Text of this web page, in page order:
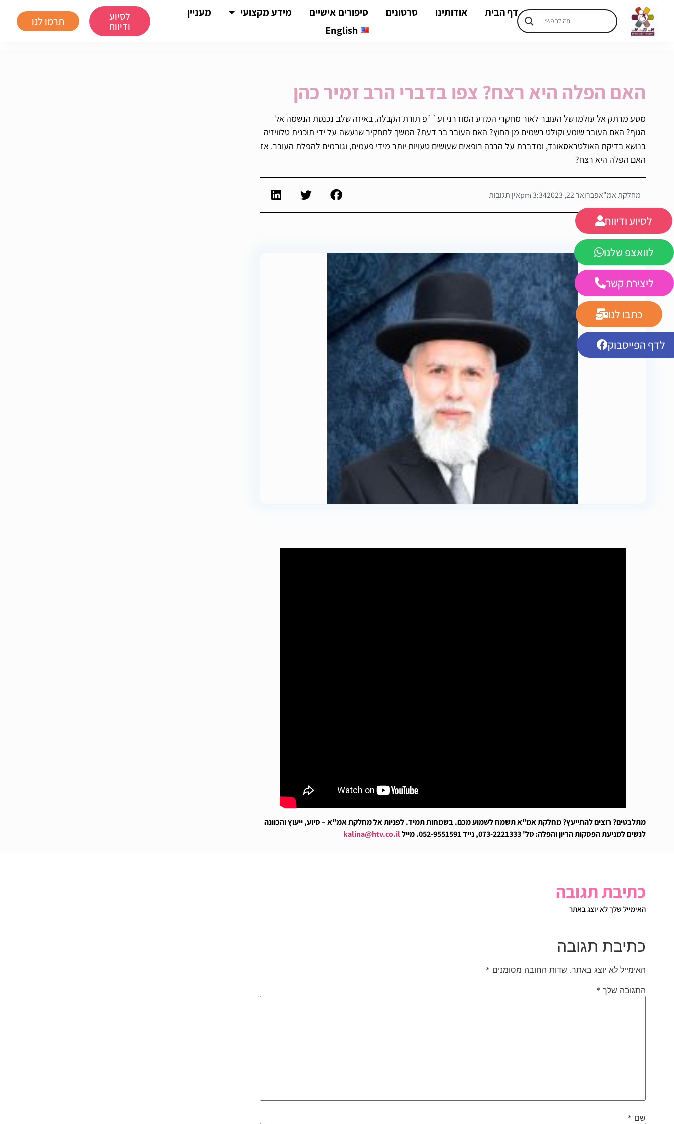
דף הבית אודותינו סרטונים סיפורים אישיים מידע מקצועי
מעניין
English
לסיוע
ודיווח תרמו לנו
לסיוע ודיווח
האם הפלה היא רצח? צפו בדברי הרב זמיר כהן
מסע מרתק אל עולמו של העובר לאור מחקרי המדע המודרני וע``פ תורת הקבלה. באיזה שלב נכנסת הנשמה אל
הגוף? האם העובר שומע וקולט רשמים מן החוץ? האם העובר בר דעת? המשך לתחקיר שנעשה על ידי תוכנית טלוויזיה
בנושא בדיקת האולטראסאונד, ומדברת על הרבה רופאים שעושים טעויות יותר מידי פעמים, וגורמים להפלת העובר. אז
האם הפלה היא רצח?
מחלקת אמ"אפברואר 22, 2023 3:34 pm אין תגובות
מתלבטים? רוצים להתייעץ? מחלקת אמ"א תשמח לשמוע מכם. בשמחות תמיד. לפניות אל מחלקת אמ"א – סיוע, ייעוץ והכוונה
לנשים למניעת הפסקות הריון והפלה: טל' 073-2221333, נייד 052-9551591. מייל
kalina@htv.co.il
כתיבת תגובה
האימייל שלך לא יוצג באתר
כתיבת תגובה
האימייל לא יוצג באתר. שדות החובה מסומנים *
התגובה שלך *
שם *
כתבו לנו
לדף הפייסבוק
לוואצפ שלנו
ליצירת קשר